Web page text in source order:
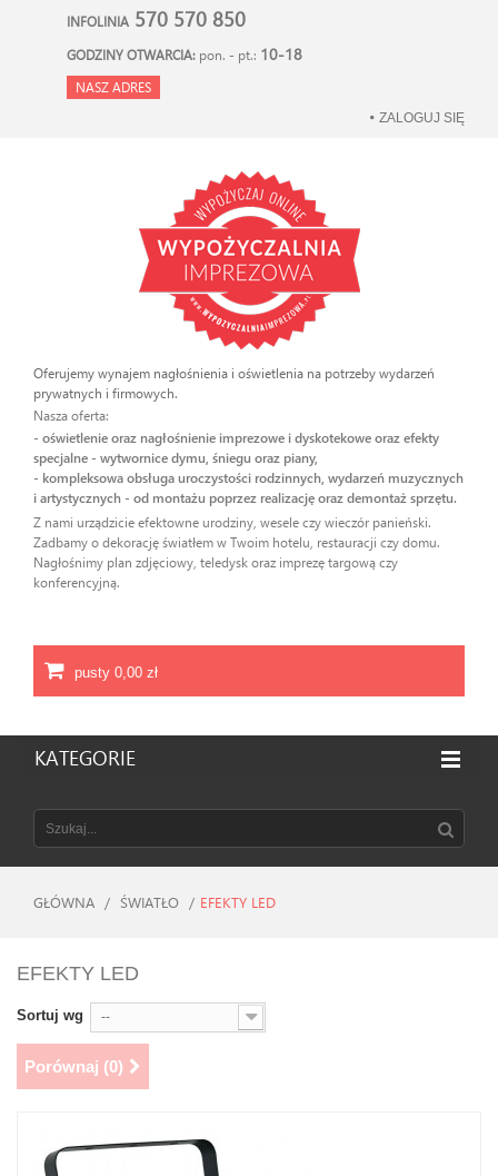
INFOLINIA 570 570 850
GODZINY OTWARCIA: pon. - pt.: 10-18
NASZ ADRES
ZALOGUJ SIĘ
Oferujemy wynajem nagłośnienia i oświetlenia na potrzeby wydarzeń
prywatnych i firmowych.
Nasza oferta:
- oświetlenie oraz nagłośnienie imprezowe i dyskotekowe oraz efekty
specjalne - wytwornice dymu, śniegu oraz piany,
- kompleksowa obsługa uroczystości rodzinnych, wydarzeń muzycznych
i artystycznych - od montażu poprzez realizację oraz demontaż sprzętu.
Z nami urządzicie efektowne urodziny, wesele czy wieczór panieński.
Zadbamy o dekorację światłem w Twoim hotelu, restauracji czy domu.
Nagłośnimy plan zdjęciowy, teledysk oraz imprezę targową czy
konferencyjną.
pusty 0,00 zł
KATEGORIE
GŁÓWNA / ŚWIATŁO / EFEKTY LED
EFEKTY LED
Sortuj wg --
Porównaj (0)